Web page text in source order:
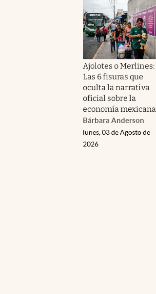
Ajolotes o Merlines:
Las 6 fisuras que
oculta la narrativa
oficial sobre la
economía mexicana
Bárbara Anderson
lunes, 03 de Agosto de
2026